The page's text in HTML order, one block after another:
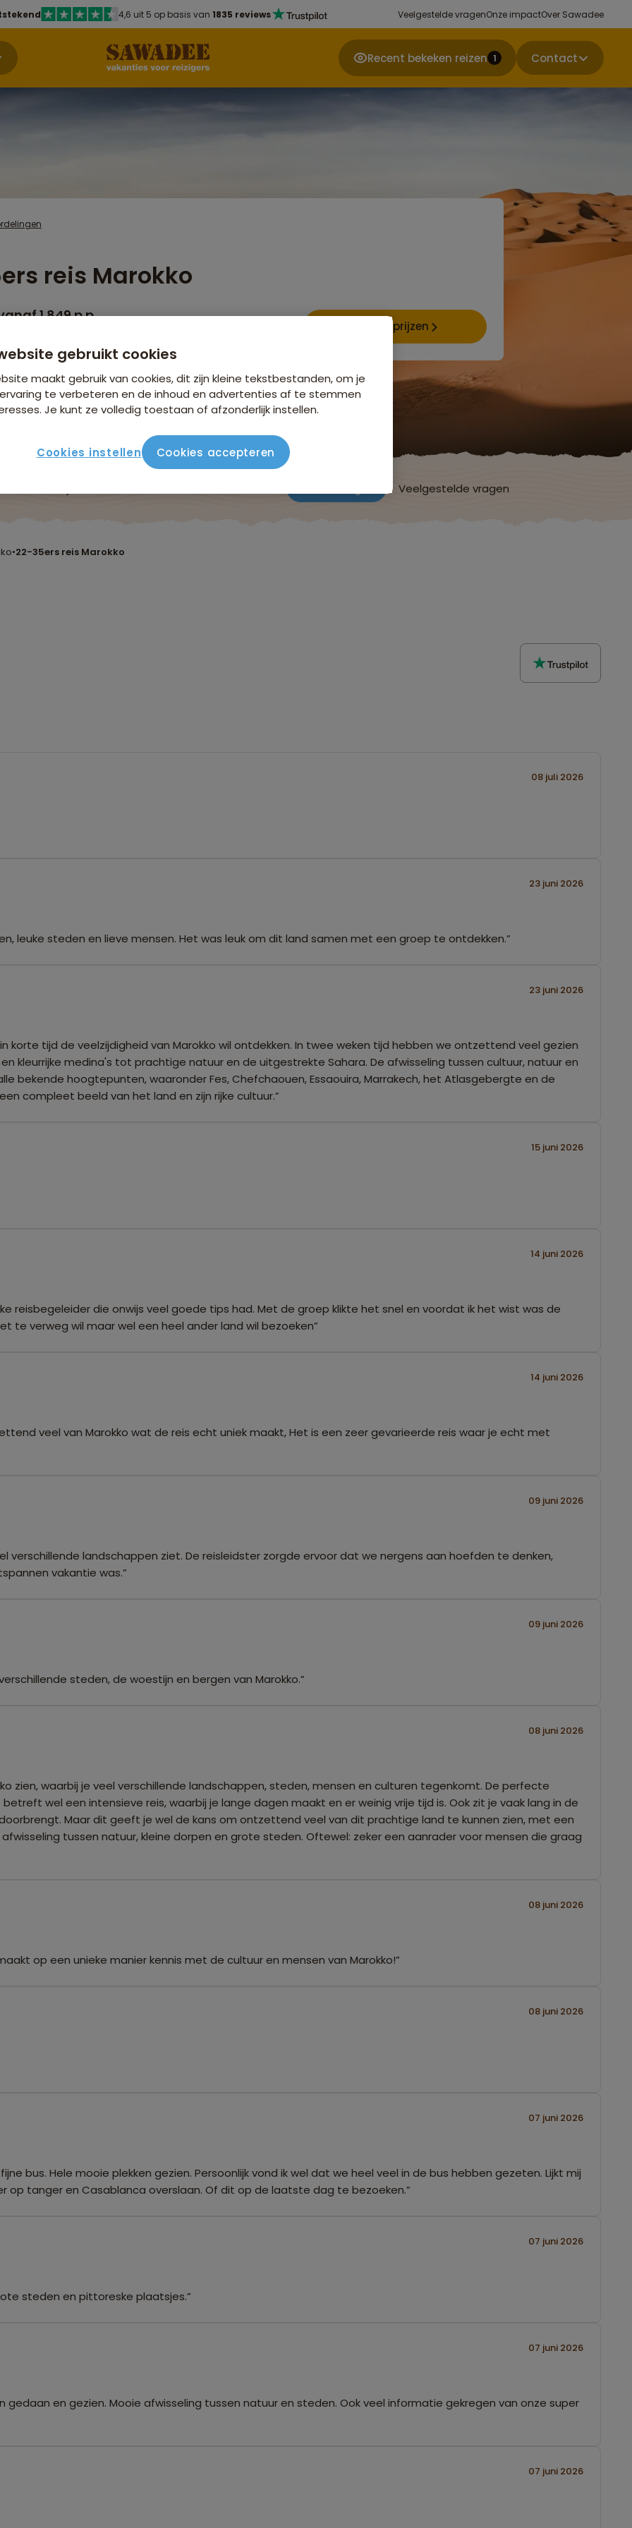
4,6 uit 5 op basis van 1835 reviews Veelgestelde vragenOnze impactOver Sawadee
Recent bekeken reizen 1 Contact
reis Marokko
1.849 p.p.
Data & prijzen
Veelgestelde vragen
•22-35ers reis Marokko
08 juli 2026
23 juni 2026
leuke steden en lieve mensen. Het was leuk om dit land samen met een groep te ontdekken.”
23 juni 2026
korte tijd de veelzijdigheid van Marokko wil ontdekken. In twee weken tijd hebben we ontzettend veel gezien
kleurrijke medina's tot prachtige natuur en de uitgestrekte Sahara. De afwisseling tussen cultuur, natuur en
bekende hoogtepunten, waaronder Fes, Chefchaouen, Essaouira, Marrakech, het Atlasgebergte en de
compleet beeld van het land en zijn rijke cultuur.”
15 juni 2026
14 juni 2026
reisbegeleider die onwijs veel goede tips had. Met de groep klikte het snel en voordat ik het wist was de
te verweg wil maar wel een heel ander land wil bezoeken”
14 juni 2026
veel van Marokko wat de reis echt uniek maakt, Het is een zeer gevarieerde reis waar je echt met
09 juni 2026
verschillende landschappen ziet. De reisleidster zorgde ervoor dat we nergens aan hoefden te denken,
vakantie was.”
09 juni 2026
steden, de woestijn en bergen van Marokko.”
08 juni 2026
zien, waarbij je veel verschillende landschappen, steden, mensen en culturen tegenkomt. De perfecte
wel een intensieve reis, waarbij je lange dagen maakt en er weinig vrije tijd is. Ook zit je vaak lang in de
Maar dit geeft je wel de kans om ontzettend veel van dit prachtige land te kunnen zien, met een
tussen natuur, kleine dorpen en grote steden. Oftewel: zeker een aanrader voor mensen die graag
08 juni 2026
op een unieke manier kennis met de cultuur en mensen van Marokko!”
08 juni 2026
07 juni 2026
bus. Hele mooie plekken gezien. Persoonlijk vond ik wel dat we heel veel in de bus hebben gezeten. Lijkt mij
op tanger en Casablanca overslaan. Of dit op de laatste dag te bezoeken.”
07 juni 2026
steden en pittoreske plaatsjes.”
07 juni 2026
gedaan en gezien. Mooie afwisseling tussen natuur en steden. Ook veel informatie gekregen van onze super
07 juni 2026
gebruikt cookies
maakt gebruik van cookies, dit zijn kleine tekstbestanden, om je
te verbeteren en de inhoud en advertenties af te stemmen
Je kunt ze volledig toestaan of afzonderlijk instellen.
Cookies instellen Cookies accepteren